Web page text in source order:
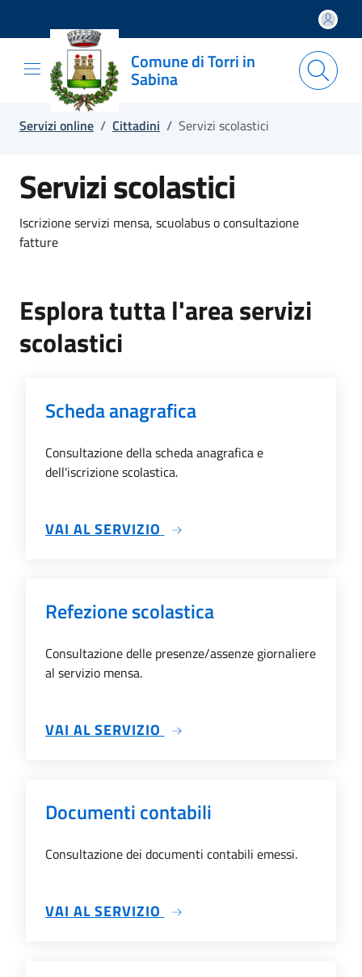
Salta e vai al contenuto
Salta e vai al footer
Comune di Torri in
Sabina
Servizi online / Cittadini / Servizi scolastici
Servizi scolastici
Iscrizione servizi mensa, scuolabus o consultazione
fatture
Esplora tutta l'area servizi
scolastici
Scheda anagrafica
Consultazione della scheda anagrafica e
dell'iscrizione scolastica.
VAI AL SERVIZIO SU SCHEDA ANAGRAFICA
Refezione scolastica
Consultazione delle presenze/assenze giornaliere
al servizio mensa.
VAI AL SERVIZIO SU REFEZIONE SCOLASTICA
Documenti contabili
Consultazione dei documenti contabili emessi.
VAI AL SERVIZIO SU DOCUMENTI CONTABILI